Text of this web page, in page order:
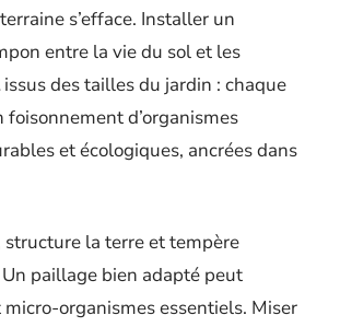
s’efface. Installer un
entre la vie du sol et les
issus des tailles du jardin : chaque
d’organismes
et écologiques, ancrées dans
la terre et tempère
paillage bien adapté peut
organismes essentiels. Miser